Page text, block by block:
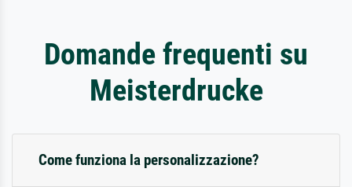
Domande frequenti su
Meisterdrucke
Come funziona la personalizzazione?